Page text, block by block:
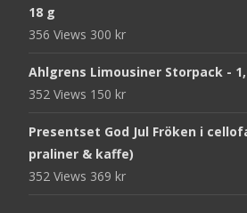
18 g
356 Views 300 kr
Ahlgrens Limousiner Storpack -
352 Views 150 kr
Presentset God Jul Fröken i
praliner & kaffe)
352 Views 369 kr